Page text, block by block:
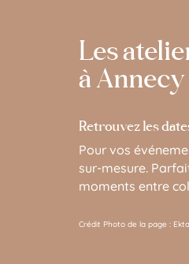
Les
à
Retrouvez les
Pour vos
sur-mesure.
moments entre
Crédit Photo de la page :